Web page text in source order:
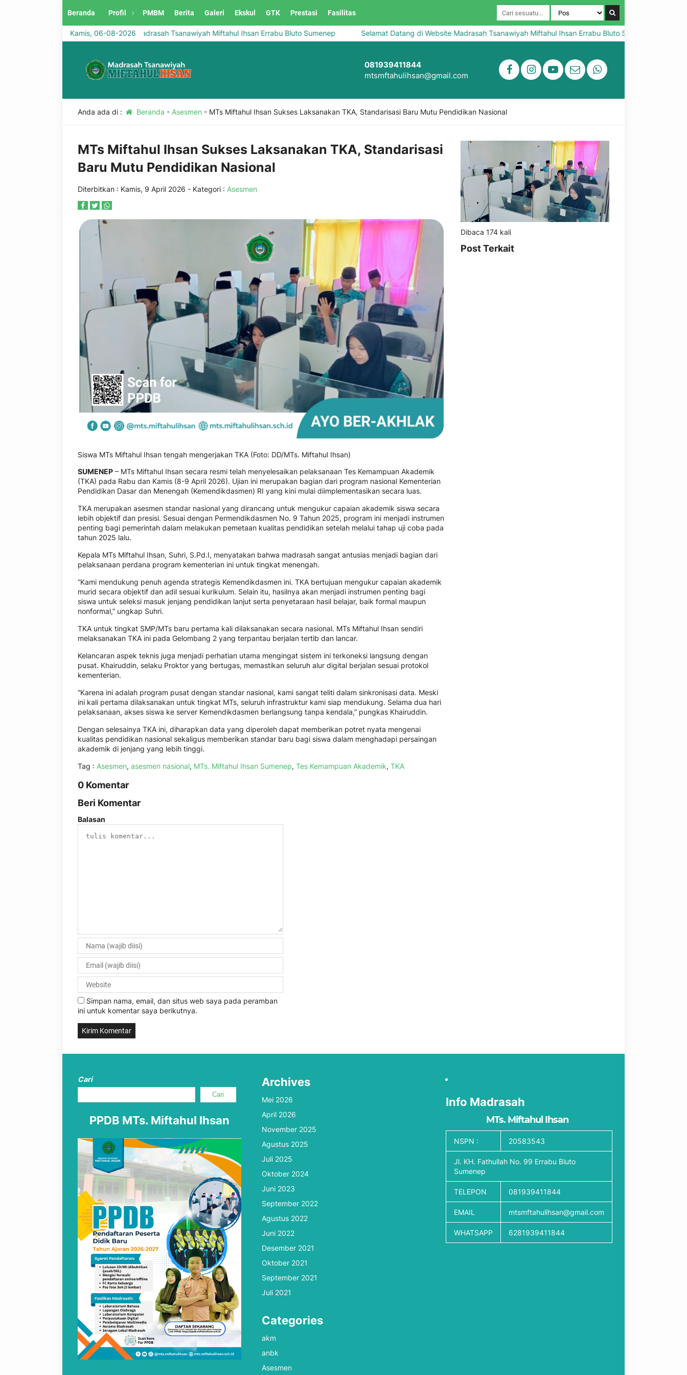
Beranda Profil PMBM Berita Galeri Ekskul GTK Prestasi Fasilitas
Kamis, 06-08-2026
Selamat Datang di Website Madrasah Tsanawiyah Miftahul Ihsan Errabu Bluto Sumenep Selamat Datang di Website Madrasah Tsanawiyah Miftahul Ihsan Errabu Bluto Sumenep
081939411844
mtsmftahulihsan@gmail.com
Anda ada di : Beranda - Asesmen- MTs Miftahul Ihsan Sukses Laksanakan TKA, Standarisasi Baru Mutu Pendidikan Nasional
MTs Miftahul Ihsan Sukses Laksanakan TKA, Standarisasi
Baru Mutu Pendidikan Nasional
Diterbitkan : Kamis, 9 April 2026 - Kategori : Asesmen
Siswa MTs Miftahul Ihsan tengah mengerjakan TKA (Foto: DD/MTs. Miftahul Ihsan)
SUMENEP – MTs Miftahul Ihsan secara resmi telah menyelesaikan pelaksanaan Tes Kemampuan Akademik
(TKA) pada Rabu dan Kamis (8-9 April 2026). Ujian ini merupakan bagian dari program nasional Kementerian
Pendidikan Dasar dan Menengah (Kemendikdasmen) RI yang kini mulai diimplementasikan secara luas.
TKA merupakan asesmen standar nasional yang dirancang untuk mengukur capaian akademik siswa secara
lebih objektif dan presisi. Sesuai dengan Permendikdasmen No. 9 Tahun 2025, program ini menjadi instrumen
penting bagi pemerintah dalam melakukan pemetaan kualitas pendidikan setelah melalui tahap uji coba pada
tahun 2025 lalu.
Kepala MTs Miftahul Ihsan, Suhri, S.Pd.I, menyatakan bahwa madrasah sangat antusias menjadi bagian dari
pelaksanaan perdana program kementerian ini untuk tingkat menengah.
“Kami mendukung penuh agenda strategis Kemendikdasmen ini. TKA bertujuan mengukur capaian akademik
murid secara objektif dan adil sesuai kurikulum. Selain itu, hasilnya akan menjadi instrumen penting bagi
siswa untuk seleksi masuk jenjang pendidikan lanjut serta penyetaraan hasil belajar, baik formal maupun
nonformal,” ungkap Suhri.
TKA untuk tingkat SMP/MTs baru pertama kali dilaksanakan secara nasional. MTs Miftahul Ihsan sendiri
melaksanakan TKA ini pada Gelombang 2 yang terpantau berjalan tertib dan lancar.
Kelancaran aspek teknis juga menjadi perhatian utama mengingat sistem ini terkoneksi langsung dengan
pusat. Khairuddin, selaku Proktor yang bertugas, memastikan seluruh alur digital berjalan sesuai protokol
kementerian.
“Karena ini adalah program pusat dengan standar nasional, kami sangat teliti dalam sinkronisasi data. Meski
ini kali pertama dilaksanakan untuk tingkat MTs, seluruh infrastruktur kami siap mendukung. Selama dua hari
pelaksanaan, akses siswa ke server Kemendikdasmen berlangsung tanpa kendala,” pungkas Khairuddin.
Dengan selesainya TKA ini, diharapkan data yang diperoleh dapat memberikan potret nyata mengenai
kualitas pendidikan nasional sekaligus memberikan standar baru bagi siswa dalam menghadapi persaingan
akademik di jenjang yang lebih tinggi.
Tag : Asesmen, asesmen nasional, MTs. Miftahul Ihsan Sumenep, Tes Kemampuan Akademik, TKA
0 Komentar
Beri Komentar
Balasan
Simpan nama, email, dan situs web saya pada peramban
ini untuk komentar saya berikutnya.
Dibaca 174 kali
Post Terkait
Cari
Cari
PPDB MTs. Miftahul Ihsan
Archives
Mei 2026
April 2026
November 2025
Agustus 2025
Juli 2025
Oktober 2024
Juni 2023
September 2022
Agustus 2022
Juni 2022
Desember 2021
Oktober 2021
September 2021
Juli 2021
Categories
akm
anbk
Asesmen
Info Madrasah
MTs. Miftahul Ihsan
NSPN : 20583543
Jl. KH. Fathullah No. 99 Errabu Bluto
Sumenep
TELEPON 081939411844
EMAIL mtsmftahulihsan@gmail.com
WHATSAPP 6281939411844